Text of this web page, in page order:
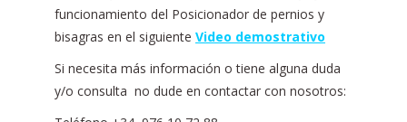
funcionamiento del Posicionador de pernios y
bisagras en el siguiente Video demostrativo
Si necesita más información o tiene alguna duda
y/o consulta no dude en contactar con nosotros: